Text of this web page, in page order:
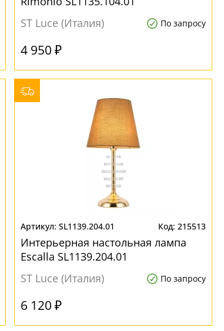
ST Luce (Италия)
По запросу
4 950 ₽
SL1139.204.01 215513
Интерьерная настольная лампа
Escalla SL1139.204.01
ST Luce (Италия)
По запросу
6 120 ₽